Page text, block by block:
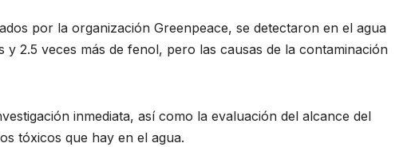
por la organización Greenpeace, se detectaron en el agua
2.5 veces más de fenol, pero las causas de la contaminación
inmediata, así como la evaluación del alcance del
tóxicos que hay en el agua.